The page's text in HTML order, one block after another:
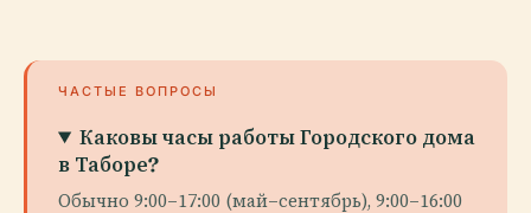
ЧАСТЫЕ ВОПРОСЫ
Каковы часы работы Городского дома
в Таборе?
Обычно 9:00–17:00 (май–сентябрь), 9:00–16:00